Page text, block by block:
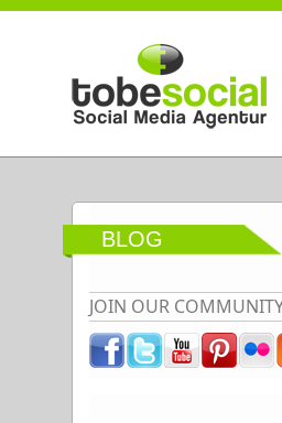
BLOG
JOIN OUR